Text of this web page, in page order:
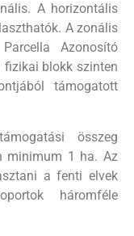
A horizontális
A zonális
Azonosító
fizikai blokk szinten
támogatott
összeg
minimum 1 ha. Az
a fenti elvek
háromféle